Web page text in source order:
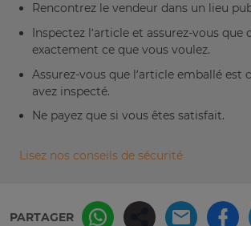
Rencontrez le vendeur dans un lieu
Inspectez l’article et assurez-vous que
exactement ce que vous voulez.
Assurez-vous que l’article emballé est
avez inspecté.
Ne payez que si vous êtes satisfait.
Lisez nos conseils de sécurité
PARTAGER